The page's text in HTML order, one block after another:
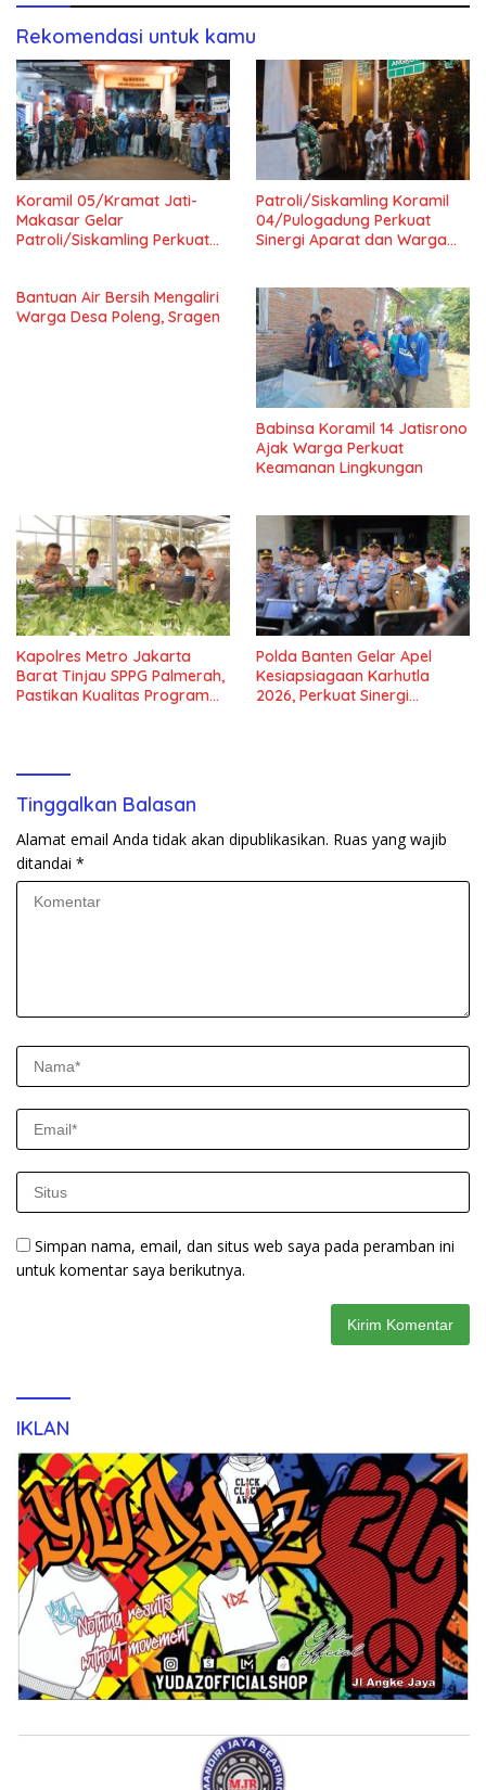
Rekomendasi untuk kamu
Koramil 05/Kramat Jati-
Makasar Gelar
Patroli/Siskamling Perkuat
Patroli/Siskamling Koramil
04/Pulogadung Perkuat
Sinergi Aparat dan Warga
Bantuan Air Bersih Mengaliri
Warga Desa Poleng, Sragen
Babinsa Koramil 14 Jatisrono
Ajak Warga Perkuat
Keamanan Lingkungan
Kapolres Metro Jakarta
Barat Tinjau SPPG Palmerah,
Pastikan Kualitas Program
Polda Banten Gelar Apel
Kesiapsiagaan Karhutla
2026, Perkuat Sinergi
Tinggalkan Balasan
Alamat email Anda tidak akan dipublikasikan. Ruas yang wajib
ditandai *
Simpan nama, email, dan situs web saya pada peramban ini
untuk komentar saya berikutnya.
IKLAN